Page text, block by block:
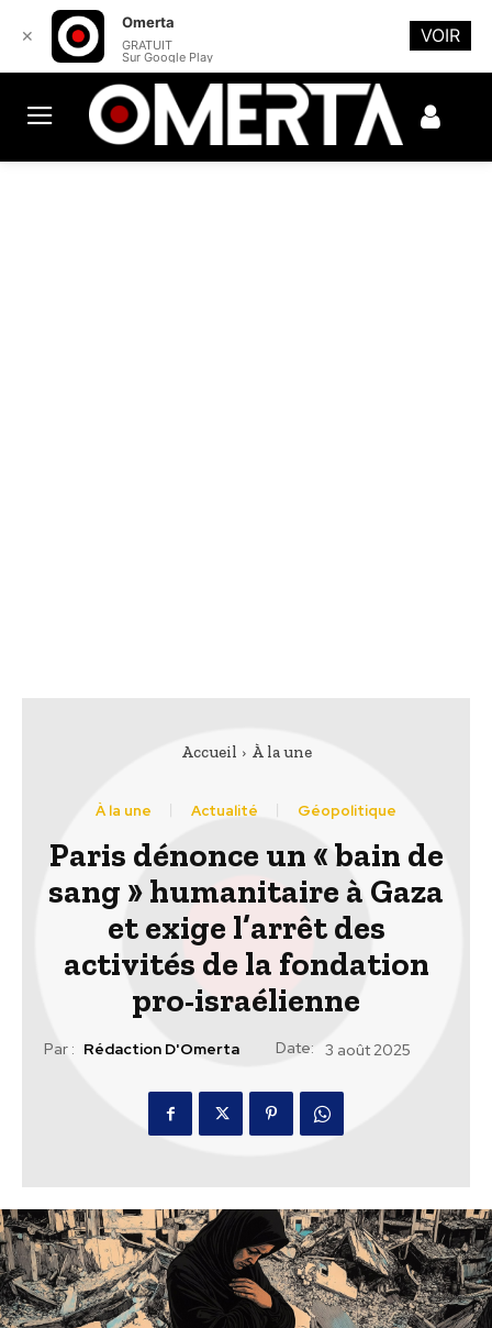
Accueil À la une
À la une Actualité Géopolitique
Paris dénonce un « bain de
sang » humanitaire à Gaza
et exige l’arrêt des
activités de la fondation
pro-israélienne
Par : Rédaction D'Omerta Date: 3 août 2025
✕
Omerta
GRATUIT
Sur Google Play
VOIR